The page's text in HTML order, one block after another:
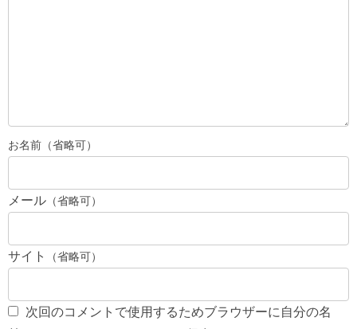
メール
サイト
次回のコメントで使用するためブラウザーに自分の名